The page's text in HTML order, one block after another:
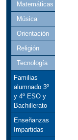
Matemáticas
Música
Orientación
Religión
Tecnología
Familias
alumnado 3º
y 4º ESO y
Bachillerato
Enseñanzas
Impartidas